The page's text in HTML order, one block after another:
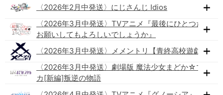
〈2026年2月中発送〉にじさんじ Idios
〈2026年3月中発送〉TVアニメ『最後にひとつだけ
お願いしてもよろしいでしょうか』
〈2026年3月中発送〉メメントリ【青終高校遊戯部】
〈2026年3月中発送〉劇場版 魔法少女まどか☆マギ
カ[新編]叛逆の物語